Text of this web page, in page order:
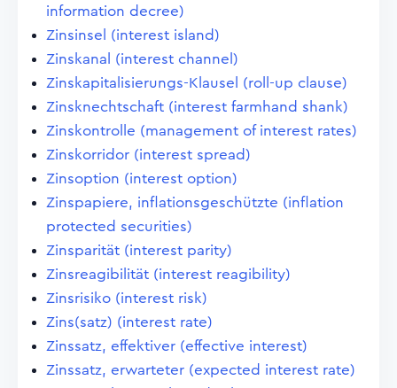
information decree)
Zinsinsel (interest island)
Zinskanal (interest channel)
Zinskapitalisierungs-Klausel (roll-up clause)
Zinsknechtschaft (interest farmhand shank)
Zinskontrolle (management of interest rates)
Zinskorridor (interest spread)
Zinsoption (interest option)
Zinspapiere, inflationsgeschützte (inflation
protected securities)
Zinsparität (interest parity)
Zinsreagibilität (interest reagibility)
Zinsrisiko (interest risk)
Zins(satz) (interest rate)
Zinssatz, effektiver (effective interest)
Zinssatz, erwarteter (expected interest rate)